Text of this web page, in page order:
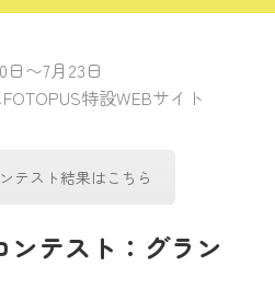
日〜7月23日
特設WEBサイト
テスト結果はこちら
テスト：グラン